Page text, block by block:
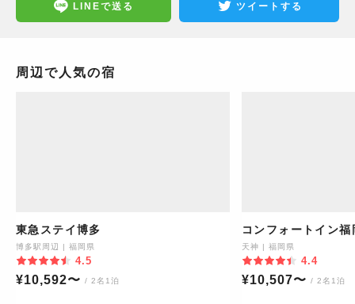
LINEで送る ツイートする
周辺で人気の宿
東急ステイ博多
博多駅周辺 | 福岡県
4.5
¥10,592〜 / 2名1泊
コンフォートイン福
天神 | 福岡県
4.4
¥10,507〜 / 2名1泊